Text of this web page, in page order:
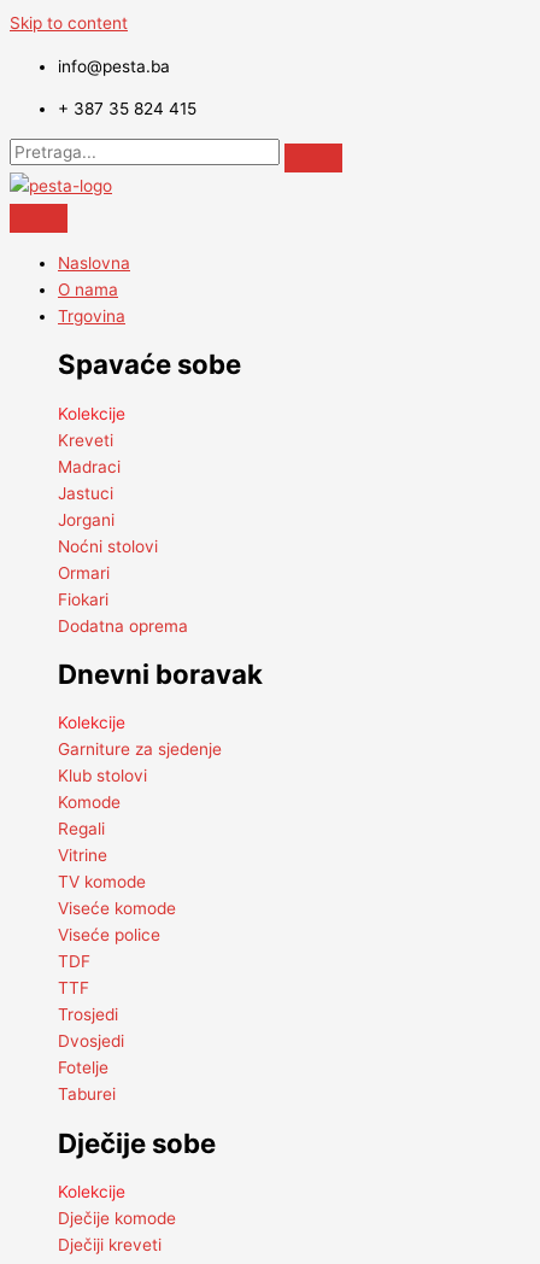
Skip to content
info@pesta.ba
+ 387 35 824 415
Naslovna
O nama
Trgovina
Spavaće sobe
Kolekcije
Kreveti
Madraci
Jastuci
Jorgani
Noćni stolovi
Ormari
Fiokari
Dodatna oprema
Dnevni boravak
Kolekcije
Garniture za sjedenje
Klub stolovi
Komode
Regali
Vitrine
TV komode
Viseće komode
Viseće police
TDF
TTF
Trosjedi
Dvosjedi
Fotelje
Taburei
Dječije sobe
Kolekcije
Dječije komode
Dječiji kreveti